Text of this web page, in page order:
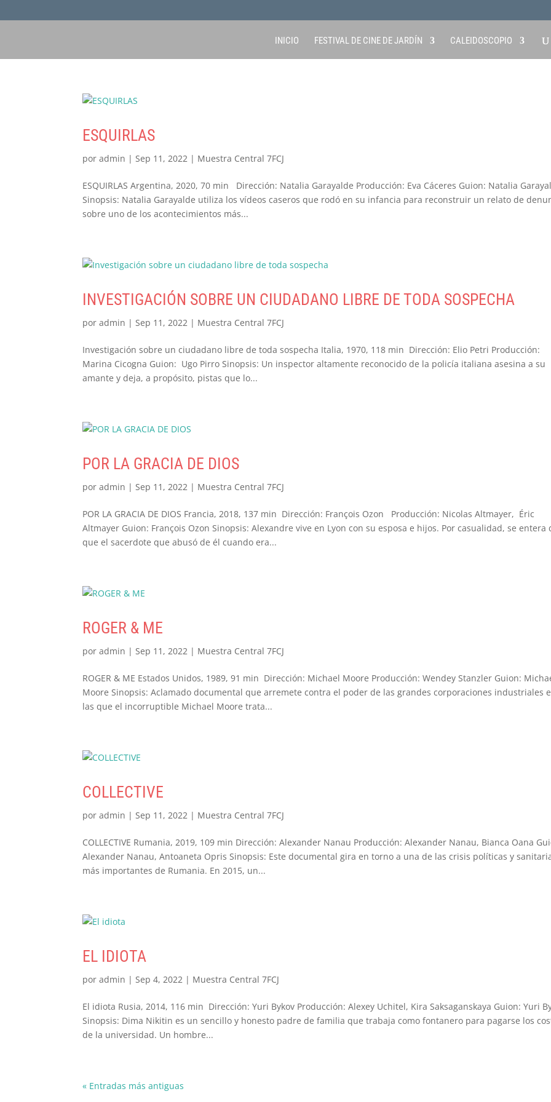
INICIO FESTIVAL DE CINE DE JARDÍN CALEIDOSCOPIO
ESQUIRLAS
poradmin |Sep 11, 2022 | Muestra Central 7FCJ
ESQUIRLAS Argentina, 2020, 70 min Dirección: Natalia Garayalde Producción: Eva Cáceres Guion: Natalia
Sinopsis: Natalia Garayalde utiliza los vídeos caseros que rodó en su infancia para reconstruir un relato de
sobre uno de los acontecimientos más...
INVESTIGACIÓN SOBRE UN CIUDADANO LIBRE DE TODA SOSPECHA
poradmin |Sep 11, 2022 | Muestra Central 7FCJ
Investigación sobre un ciudadano libre de toda sospecha Italia, 1970, 118 min Dirección: Elio Petri Producción:
Marina Cicogna Guion: Ugo Pirro Sinopsis: Un inspector altamente reconocido de la policía italiana asesina a su
amante y deja, a propósito, pistas que lo...
POR LA GRACIA DE DIOS
poradmin |Sep 11, 2022 | Muestra Central 7FCJ
POR LA GRACIA DE DIOS Francia, 2018, 137 min Dirección: François Ozon Producción: Nicolas Altmayer, Éric
Altmayer Guion: François Ozon Sinopsis: Alexandre vive en Lyon con su esposa e hijos. Por casualidad, se entera
que el sacerdote que abusó de él cuando era...
ROGER & ME
poradmin |Sep 11, 2022 | Muestra Central 7FCJ
ROGER & ME Estados Unidos, 1989, 91 min Dirección: Michael Moore Producción: Wendey Stanzler Guion:
Moore Sinopsis: Aclamado documental que arremete contra el poder de las grandes corporaciones industriales
las que el incorruptible Michael Moore trata...
COLLECTIVE
poradmin |Sep 11, 2022 | Muestra Central 7FCJ
COLLECTIVE Rumania, 2019, 109 min Dirección: Alexander Nanau Producción: Alexander Nanau, Bianca Oana
Alexander Nanau, Antoaneta Opris Sinopsis: Este documental gira en torno a una de las crisis políticas y
más importantes de Rumania. En 2015, un...
EL IDIOTA
poradmin |Sep 4, 2022 | Muestra Central 7FCJ
El idiota Rusia, 2014, 116 min Dirección: Yuri Bykov Producción: Alexey Uchitel, Kira Saksaganskaya Guion: Yuri
Sinopsis: Dima Nikitin es un sencillo y honesto padre de familia que trabaja como fontanero para pagarse los
de la universidad. Un hombre...
« Entradas más antiguas